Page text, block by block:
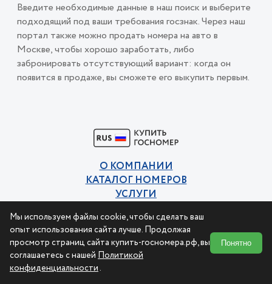
Введите необходимые данные в наш поиск и выберите
подходящий под ваши требования госзнак. Через наш
портал также можно продать номера на авто в
Москве, чтобы хорошо заработать, либо
забронировать отсутствующий вариант: когда он
появится в продаже, вы сможете его выкупить первым.
Мы используем файлы cookie, чтобы сделать ваш
опыт использования сайта лучше. Продолжая
просмотр страниц сайта купить-госномера.рф, вы
соглашаетесь с нашей Политикой
конфиденциальности.
Понятно
О КОМПАНИИ
КАТАЛОГ НОМЕРОВ
УСЛУГИ
Политика конфиденциальности
Пользовательское соглашение
© 2015-2026 Купи номер